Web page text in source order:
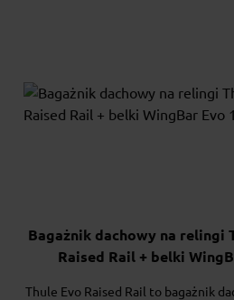
Bagażnik dachowy na relingi
Raised Rail + belki
Thule Evo Raised Rail to bagażnik